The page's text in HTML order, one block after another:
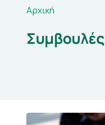
Αρχική
Συμβουλές